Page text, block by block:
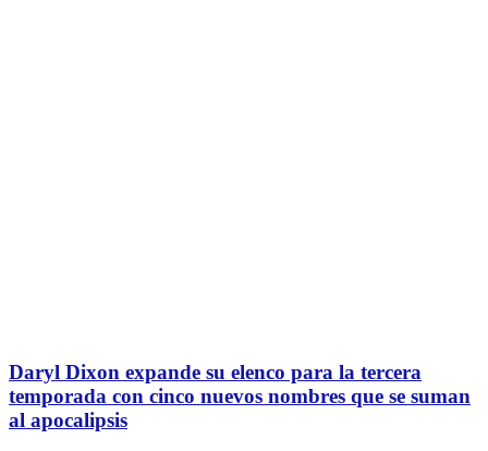
Daryl Dixon expande su elenco para la tercera
temporada con cinco nuevos nombres que se suman
al apocalipsis